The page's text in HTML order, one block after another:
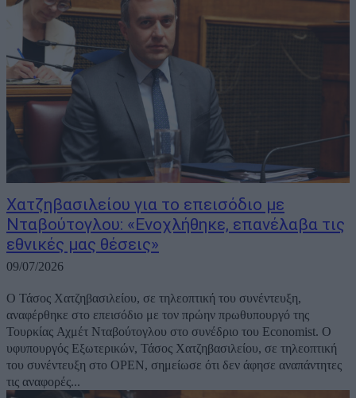
Χατζηβασιλείου για το επεισόδιο με
Νταβούτογλου: «Eνοχλήθηκε, επανέλαβα τις
εθνικές μας θέσεις»
09/07/2026
Ο Τάσος Χατζηβασιλείου, σε τηλεοπτική του συνέντευξη,
αναφέρθηκε στο επεισόδιο με τον πρώην πρωθυπουργό της
Τουρκίας Αχμέτ Νταβούτογλου στο συνέδριο του Economist. Ο
υφυπουργός Εξωτερικών, Τάσος Χατζηβασιλείου, σε τηλεοπτική
του συνέντευξη στο OPEN, σημείωσε ότι δεν άφησε αναπάντητες
τις αναφορές...